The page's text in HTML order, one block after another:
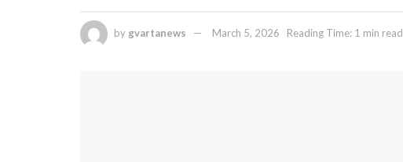
by gvartanews March 5, 2026 Reading Time: 1 min read